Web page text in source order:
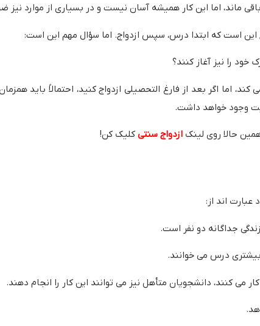
ماند، اما این کار همیشه آسان نیست و در بسیاری از موارد نیز
این است که ابتدا درس، سپس ازدواج. اما سؤال مهم این است:
را نیز آغاز کنند؟
اما اگر بعد از فارغ‌ التحصیلی ازدواج کنید، احتمالاً باید
وجود خواهد داشت.
حالا روی لینک ازدواج سنتی کلیک کن!
عبارت‌ اند از:
جداگانه دو نفر است.
بیشتری درس می‌ خوانند.
کنند، دانشجویان متأهل نیز می‌ توانند این کار را انجام دهند.